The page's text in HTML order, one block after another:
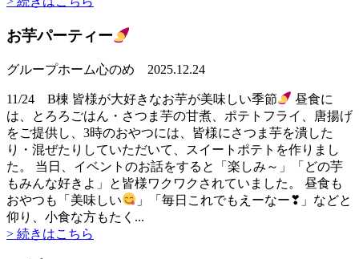
お芋パーティー
グループホーム心のめ 2025.12.24
11/24 B棟 皆様が大好きなお芋が美味しい季節
昼食に
は、とろろごはん・さつま芋の甘煮、ポテトフライ、唐揚げ
をご提供し、3時のおやつには、皆様にさつま芋を潰した
り・混ぜたりしていただいて、スイートポテトを作りまし
た。 当日、イベントのお話をすると「楽しみ～」「どの芋
もみんな好きよ」と皆様ワクワクされていました。 昼食も
おやつも「美味しい
」「毎日これでもえーなー❣」などと
仰り、小食な方もたく...
> 続きはこちら